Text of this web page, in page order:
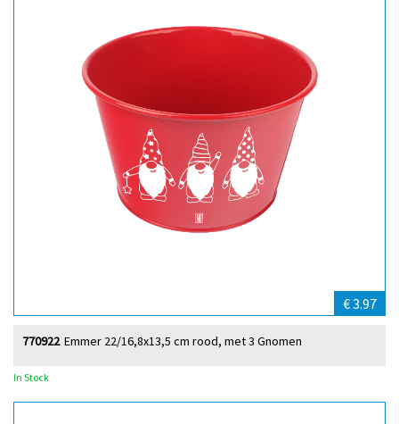
€ 3.97
Emmer 22/16,8x13,5 cm rood, met 3 Gnomen
770922
In Stock